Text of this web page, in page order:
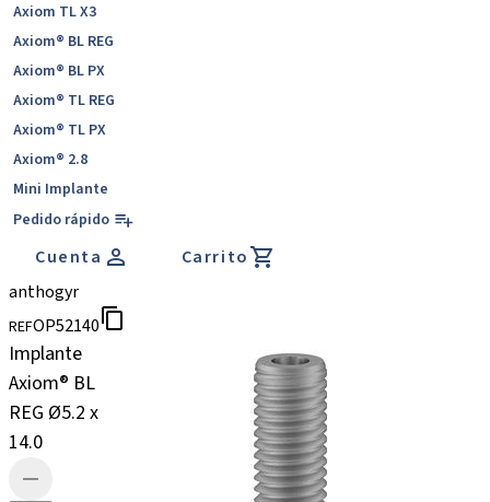
Axiom TL X3
Axiom® BL REG
Axiom® BL PX
Axiom® TL REG
Axiom® TL PX
Axiom® 2.8
Mini Implante
Pedido rápido
Cuenta
Carrito
anthogyr
REFOP52140
Implante
Axiom® BL
REG Ø5.2 x
14.0